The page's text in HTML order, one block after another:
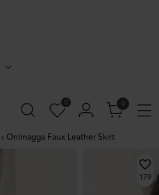
0 0
› Onlmagga Faux Leather Skirt
179